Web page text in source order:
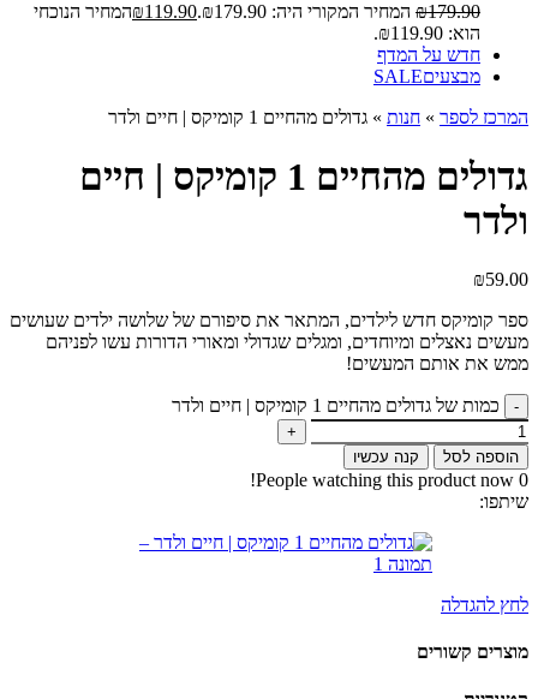
₪179.90 המחיר המקורי היה: ₪179.90. ₪119.90
המחיר הנוכחי
הוא: ₪119.90.
חדש על המדף
מבצעיםSALE
המרכז לספר » חנות » גדולים מהחיים 1 קומיקס | חיים ולדר
גדולים מהחיים 1 קומיקס | חיים
ולדר
₪59.00
ספר קומיקס חדש לילדים, המתאר את סיפורם של שלושה ילדים שעושים
מעשים נאצלים ומיוחדים, ומגלים שגדולי ומאורי הדורות עשו לפניהם
ממש את אותם המעשים!
כמות של גדולים מהחיים 1 קומיקס | חיים ולדר
הוספה לסל קנה עכשיו
0
People watching this product now!
שיתפו:
לחץ להגדלה
מוצרים קשורים